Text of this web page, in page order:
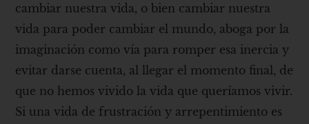
cambiar nuestra vida, o bien cambiar nuestra
vida para poder cambiar el mundo, aboga por la
imaginación como vía para romper esa inercia y
evitar darse cuenta, al llegar el momento final, de
que no hemos vivido la vida que queríamos vivir.
Si una vida de frustración y arrepentimiento es